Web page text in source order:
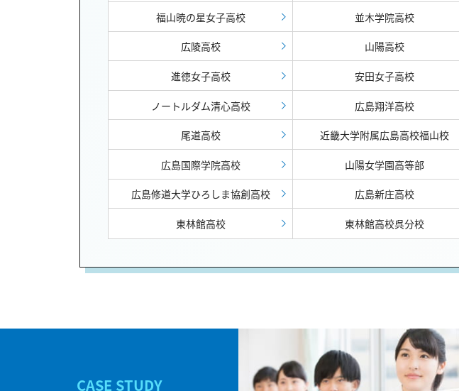
福山暁の星女子高校 並木学院高校
広陵高校 山陽高校
進徳女子高校 安田女子高校
ノートルダム清心高校 広島翔洋高校
尾道高校 近畿大学附属広島高校福山校
広島国際学院高校 山陽女学園高等部
広島修道大学ひろしま協創高校 広島新庄高校
東林館高校 東林館高校呉分校